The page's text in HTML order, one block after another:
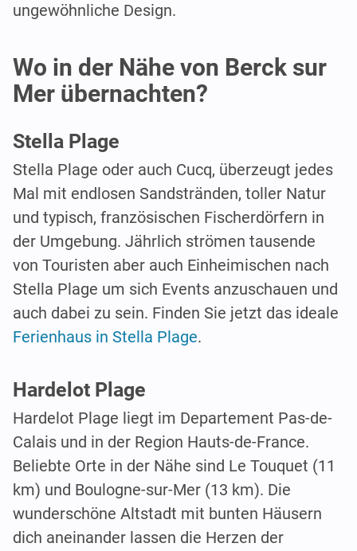
ungewöhnliche Design.
Wo in der Nähe von Berck sur
Mer übernachten?
Stella Plage
Stella Plage oder auch Cucq, überzeugt jedes
Mal mit endlosen Sandstränden, toller Natur
und typisch, französischen Fischerdörfern in
der Umgebung. Jährlich strömen tausende
von Touristen aber auch Einheimischen nach
Stella Plage um sich Events anzuschauen und
auch dabei zu sein. Finden Sie jetzt das ideale
Ferienhaus in Stella Plage.
Hardelot Plage
Hardelot Plage liegt im Departement Pas-de-
Calais und in der Region Hauts-de-France.
Beliebte Orte in der Nähe sind Le Touquet (11
km) und Boulogne-sur-Mer (13 km). Die
wunderschöne Altstadt mit bunten Häusern
dich aneinander lassen die Herzen der